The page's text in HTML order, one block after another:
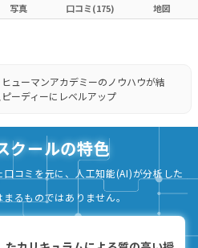
写真 口コミ(175) 地図
ューマンアカデミーのノウハウが結
ーディーにレベルアップ
クールの特色
コミを元に、人工知能(AI)が分析した
るものではありません。